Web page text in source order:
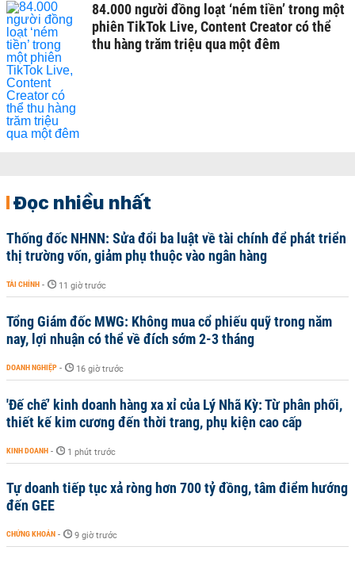
84.000 người đồng loạt ‘ném tiền’ trong một
phiên TikTok Live, Content Creator có thể
thu hàng trăm triệu qua một đêm
Đọc nhiều nhất
Thống đốc NHNN: Sửa đổi ba luật về tài chính để phát triển
thị trường vốn, giảm phụ thuộc vào ngân hàng
TÀI CHÍNH - 11 giờ trước
Tổng Giám đốc MWG: Không mua cổ phiếu quỹ trong năm
nay, lợi nhuận có thể về đích sớm 2-3 tháng
DOANH NGHIỆP - 16 giờ trước
'Đế chế’ kinh doanh hàng xa xỉ của Lý Nhã Kỳ: Từ phân phối,
thiết kế kim cương đến thời trang, phụ kiện cao cấp
KINH DOANH - 1 phút trước
Tự doanh tiếp tục xả ròng hơn 700 tỷ đồng, tâm điểm hướng
đến GEE
CHỨNG KHOÁN - 9 giờ trước